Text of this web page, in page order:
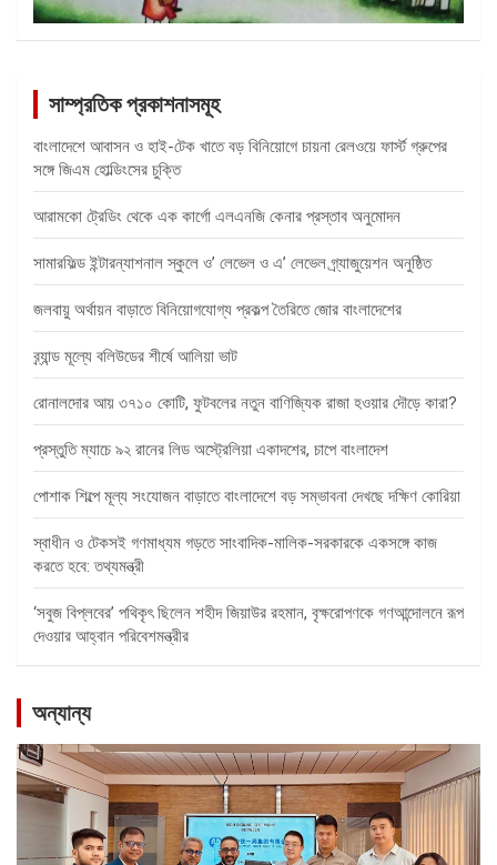
সাম্প্রতিক প্রকাশনাসমূহ
বাংলাদেশে আবাসন ও হাই-টেক খাতে বড় বিনিয়োগে চায়না রেলওয়ে ফার্স্ট গ্রুপের
সঙ্গে জিএম হোল্ডিংসের চুক্তি
আরামকো ট্রেডিং থেকে এক কার্গো এলএনজি কেনার প্রস্তাব অনুমোদন
সামারফিল্ড ইন্টারন্যাশনাল স্কুলে ও’ লেভেল ও এ’ লেভেল গ্র্যাজুয়েশন অনুষ্ঠিত
জলবায়ু অর্থায়ন বাড়াতে বিনিয়োগযোগ্য প্রকল্প তৈরিতে জোর বাংলাদেশের
ব্র্যান্ড মূল্যে বলিউডের শীর্ষে আলিয়া ভাট
রোনালদোর আয় ৩৭১০ কোটি, ফুটবলের নতুন বাণিজ্যিক রাজা হওয়ার দৌড়ে কারা?
প্রস্তুতি ম্যাচে ৯২ রানের লিড অস্ট্রেলিয়া একাদশের, চাপে বাংলাদেশ
পোশাক শিল্পে মূল্য সংযোজন বাড়াতে বাংলাদেশে বড় সম্ভাবনা দেখছে দক্ষিণ কোরিয়া
স্বাধীন ও টেকসই গণমাধ্যম গড়তে সাংবাদিক-মালিক-সরকারকে একসঙ্গে কাজ
করতে হবে: তথ্যমন্ত্রী
‘সবুজ বিপ্লবের’ পথিকৃৎ ছিলেন শহীদ জিয়াউর রহমান, বৃক্ষরোপণকে গণআন্দোলনে রূপ
দেওয়ার আহ্বান পরিবেশমন্ত্রীর
অন্যান্য